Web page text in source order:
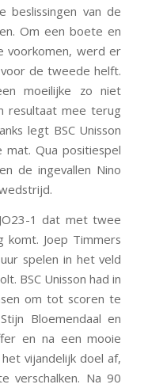
beslissingen van de
Om een boete en
voorkomen, werd er
de tweede helft.
moeilijke zo niet
resultaat mee terug
legt BSC Unisson
Qua positiespel
de ingevallen Nino
1 dat met twee
Joep Timmers
spelen in het veld
BSC Unisson had in
om tot scoren te
Bloemendaal en
en na een mooie
vijandelijk doel af,
verschalken. Na 90